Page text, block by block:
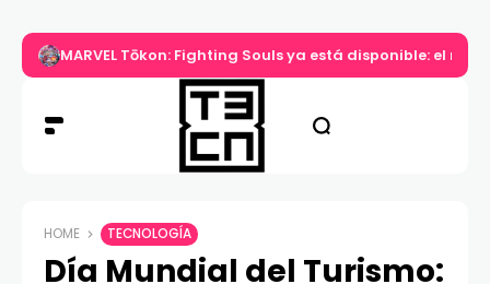
MARVEL Tōkon: Fighting Souls ya está disponible: el
HOME TECNOLOGÍA
Día Mundial del Turismo: